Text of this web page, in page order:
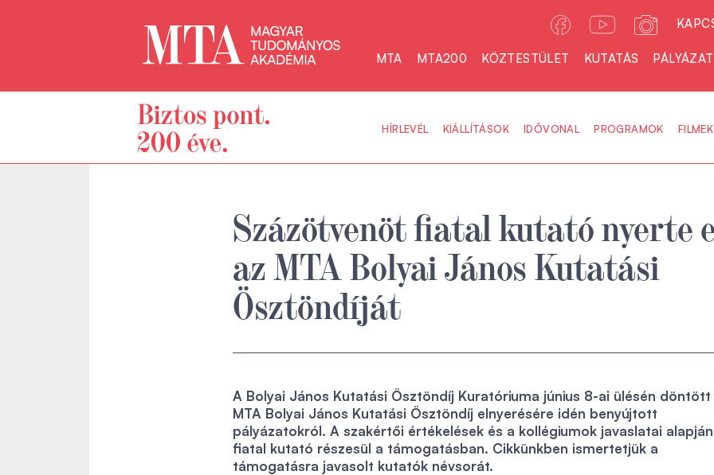
MTA MTA200 KÖZTESTÜLET KUTATÁS
HÍRLEVÉL KIÁLLÍTÁSOK IDŐVONAL PROGRAMOK FILMEK
Százötvenöt fiatal kutató nyerte
az MTA Bolyai János Kutatási
Ösztöndíját
A Bolyai János Kutatási Ösztöndíj Kuratóriuma június 8-ai ülésén döntött
MTA Bolyai János Kutatási Ösztöndíj elnyerésére idén benyújtott
pályázatokról. A szakértői értékelések és a kollégiumok javaslatai alapján
fiatal kutató részesül a támogatásban. Cikkünkben ismertetjük a
támogatásra javasolt kutatók névsorát.